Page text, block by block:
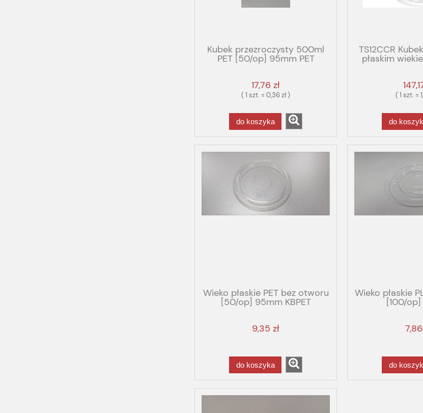
Kubek przezroczysty 500ml
PET [50/op] 95mm PET
17,76 zł
( 1 szt. = 0,36 zł )
do koszyka
TS12CCR
płaskim
( 1 szt. =
do
Wieko płaskie PET bez otworu
[50/op] 95mm KBPET
9,35 zł
do koszyka
Wieko płaskie
[100/
do